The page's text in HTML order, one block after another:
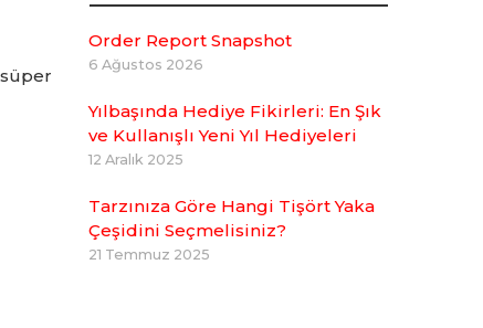
Order Report Snapshot
6 Ağustos 2026
Yılbaşında Hediye Fikirleri: En Şık
ve Kullanışlı Yeni Yıl Hediyeleri
12 Aralık 2025
Tarzınıza Göre Hangi Tişört Yaka
Çeşidini Seçmelisiniz?
21 Temmuz 2025